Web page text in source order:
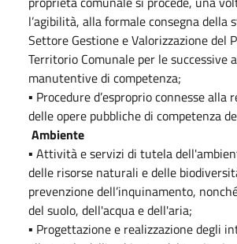
l’agibilità, alla formale consegna della
Settore Gestione e Valorizzazione del
Territorio Comunale per le successive
manutentive di competenza;
▪ Procedure d’esproprio connesse alla
delle opere pubbliche di competenza
Ambiente
▪ Attività e servizi di tutela
delle risorse naturali e delle
prevenzione dell’inquinamento,
del suolo, dell'acqua e dell'aria;
▪ Progettazione e realizzazione degli